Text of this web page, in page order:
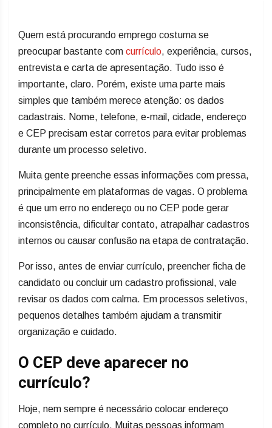
Quem está procurando emprego costuma se
preocupar bastante com currículo, experiência, cursos,
entrevista e carta de apresentação. Tudo isso é
importante, claro. Porém, existe uma parte mais
simples que também merece atenção: os dados
cadastrais. Nome, telefone, e-mail, cidade, endereço
e CEP precisam estar corretos para evitar problemas
durante um processo seletivo.
Muita gente preenche essas informações com pressa,
principalmente em plataformas de vagas. O problema
é que um erro no endereço ou no CEP pode gerar
inconsistência, dificultar contato, atrapalhar cadastros
internos ou causar confusão na etapa de contratação.
Por isso, antes de enviar currículo, preencher ficha de
candidato ou concluir um cadastro profissional, vale
revisar os dados com calma. Em processos seletivos,
pequenos detalhes também ajudam a transmitir
organização e cuidado.
O CEP deve aparecer no
currículo?
Hoje, nem sempre é necessário colocar endereço
completo no currículo. Muitas pessoas informam